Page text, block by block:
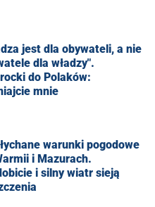
jest dla obywateli, a nie
dla władzy".
do Polaków:
mnie
warunki pogodowe
i Mazurach.
i silny wiatr sieją